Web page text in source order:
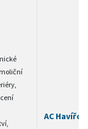
AC Havířov